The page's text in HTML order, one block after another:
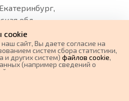
обл.,
ул, 24
выдачи
оплаты
cookie
cайт, Вы даете согласие на
систем сбора статистики,
и других систем) файлов cookie,
(например сведений о
о местоположении, типе
страницы, сведений о
которых были совершены
о Ваших действиях на сайте